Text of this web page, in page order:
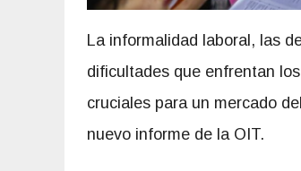
La informalidad laboral, las
dificultades que enfrentan
cruciales para un mercado
nuevo informe de la OIT.